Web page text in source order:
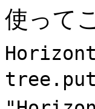
使って